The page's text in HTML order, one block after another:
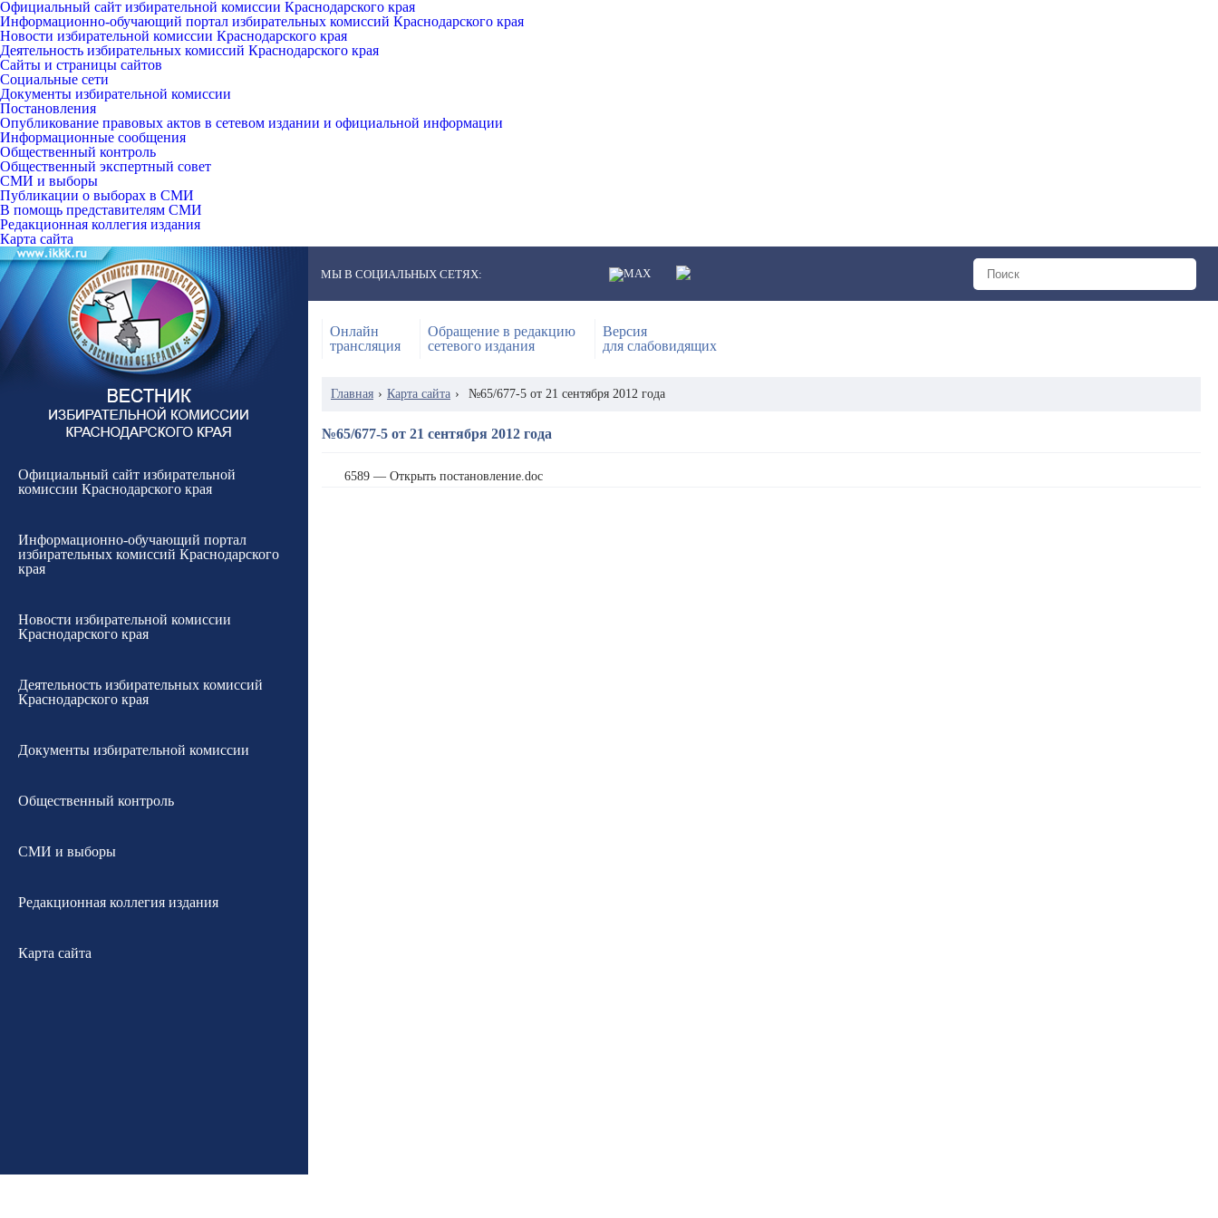
Официальный сайт избирательной комиссии Краснодарского края
Информационно-обучающий портал избирательных комиссий Краснодарского края
Новости избирательной комиссии Краснодарского края
Деятельность избирательных комиссий Краснодарского края
Сайты и страницы сайтов
Социальные сети
Документы избирательной комиссии
Постановления
Опубликование правовых актов в сетевом издании и официальной информации
Информационные сообщения
Общественный контроль
Общественный экспертный совет
СМИ и выборы
Публикации о выборах в СМИ
В помощь представителям СМИ
Редакционная коллегия издания
Карта сайта
Официальный сайт избирательной
комиссии Краснодарского края
Информационно-обучающий портал
избирательных комиссий Краснодарского
края
Новости избирательной комиссии
Краснодарского края
Деятельность избирательных комиссий
Краснодарского края
Документы избирательной комиссии
Общественный контроль
СМИ и выборы
Редакционная коллегия издания
Карта сайта
МЫ В СОЦИАЛЬНЫХ СЕТЯХ:
Онлайн
трансляция
Обращение в редакцию
сетевого издания
Версия
для слабовидящих
Главная › Карта сайта › №65/677-5 от 21 сентября 2012 года
№65/677-5 от 21 сентября 2012 года
6589 — Открыть постановление.doc